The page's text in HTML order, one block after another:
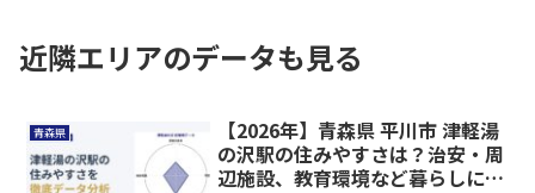
近隣エリアのデータも見る
青森県
【2026年】青森県 平川市 津軽湯
の沢駅の住みやすさは？治安・周
辺施設、教育環境など暮らしに関